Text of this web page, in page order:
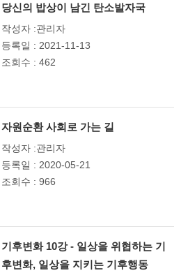
당신의 밥상이 남긴 탄소발자국
작성자 :관리자
등록일 : 2021-11-13
조회수 : 462
자원순환 사회로 가는 길
작성자 :관리자
등록일 : 2020-05-21
조회수 : 966
기후변화 10강 - 일상을 위협하는 기
후변화, 일상을 지키는 기후행동